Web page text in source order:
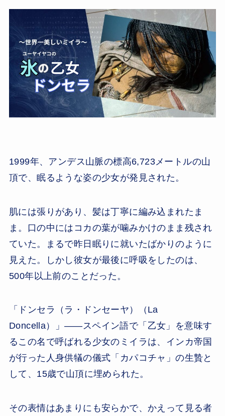
1999年、アンデス山脈の標高6,723メートルの山
頂で、眠るような姿の少女が発見された。
肌には張りがあり、髪は丁寧に編み込まれたま
ま。口の中にはコカの葉が噛みかけのまま残され
ていた。まるで昨日眠りに就いたばかりのように
見えた。しかし彼女が最後に呼吸をしたのは、
500年以上前のことだった。
「ドンセラ（ラ・ドンセーヤ）（La
Doncella）」——スペイン語で「乙女」を意味す
るこの名で呼ばれる少女のミイラは、インカ帝国
が行った人身供犠の儀式「カパコチャ」の生贄と
して、15歳で山頂に埋められた。
その表情はあまりにも安らかで、かえって見る者